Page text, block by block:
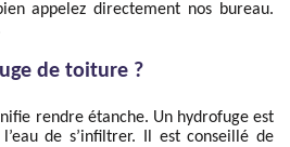
appelez directement nos bureau.
de toiture ?
rendre étanche. Un hydrofuge est
de s’infiltrer. Il est conseillé de